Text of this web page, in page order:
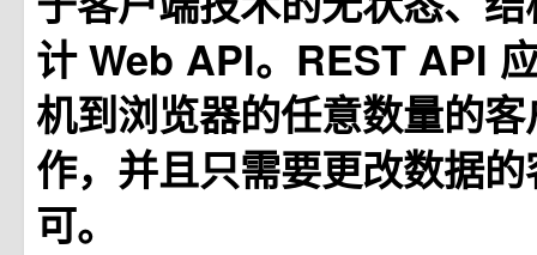
计 Web API。REST API
机到浏览器的任意数量的
作，并且只需要更改数据
可。